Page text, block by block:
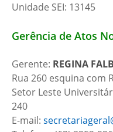
Unidade SEI: 13145
Gerência de Atos
Gerente: REGINA
Rua 260 esquina com
Setor Leste
240
E-mail: